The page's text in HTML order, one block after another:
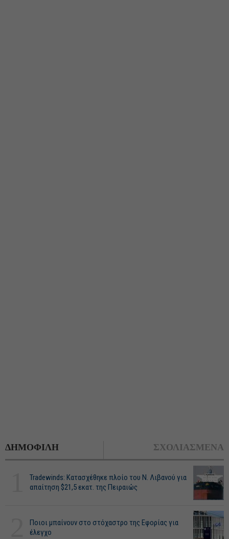
ΔΗΜΟΦΙΛΗ ΣΧΟΛΙΑΣΜΕΝΑ
Tradewinds: Κατασχέθηκε πλοίο του Ν. Λιβανού για
απαίτηση $21,5 εκατ. της Πειραιώς
Ποιοι μπαίνουν στο στόχαστρο της Εφορίας για
έλεγχο